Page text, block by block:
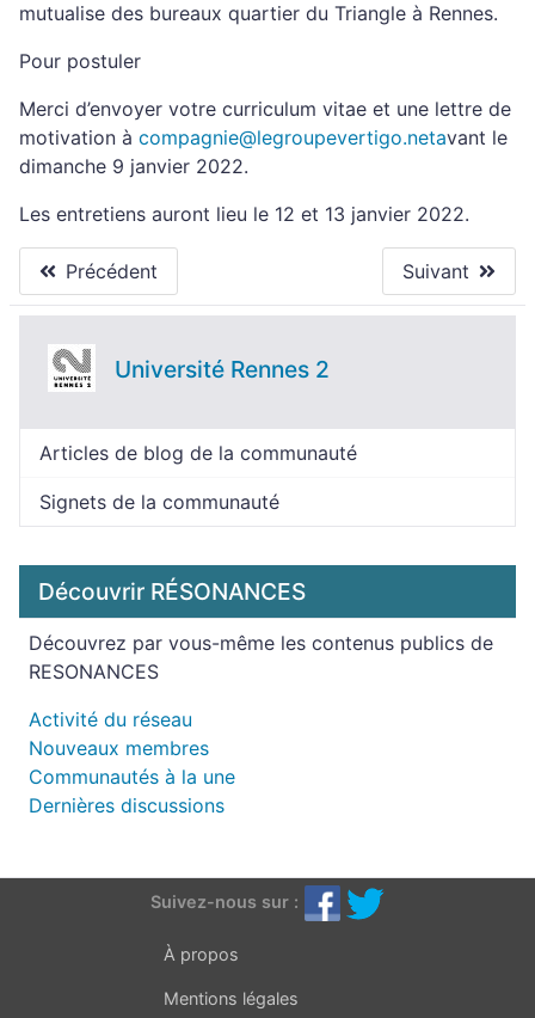
mutualise des bureaux quartier du Triangle à Rennes.
Pour postuler
Merci d’envoyer votre curriculum vitae et une lettre de
motivation à compagnie@legroupevertigo.netavant le
dimanche 9 janvier 2022.
Les entretiens auront lieu le 12 et 13 janvier 2022.
Précédent Suivant
Université Rennes 2
Articles de blog de la communauté
Signets de la communauté
Découvrir RÉSONANCES
Découvrez par vous-même les contenus publics de
RESONANCES
Activité du réseau
Nouveaux membres
Communautés à la une
Dernières discussions
Suivez-nous sur :
À propos
Mentions légales